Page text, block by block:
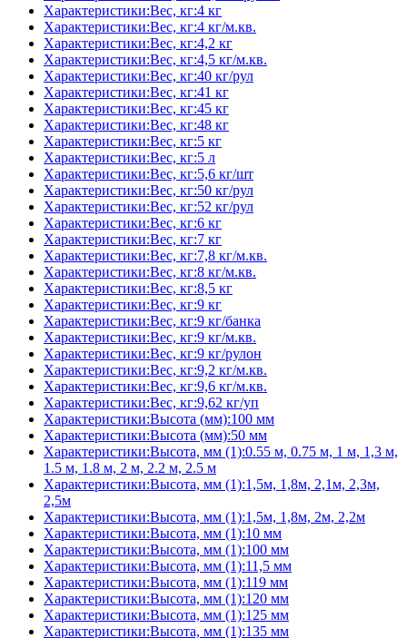
Характеристики:Вес, кг:4 кг
Характеристики:Вес, кг:4 кг/м.кв.
Характеристики:Вес, кг:4,2 кг
Характеристики:Вес, кг:4,5 кг/м.кв.
Характеристики:Вес, кг:40 кг/рул
Характеристики:Вес, кг:41 кг
Характеристики:Вес, кг:45 кг
Характеристики:Вес, кг:48 кг
Характеристики:Вес, кг:5 кг
Характеристики:Вес, кг:5 л
Характеристики:Вес, кг:5,6 кг/шт
Характеристики:Вес, кг:50 кг/рул
Характеристики:Вес, кг:52 кг/рул
Характеристики:Вес, кг:6 кг
Характеристики:Вес, кг:7 кг
Характеристики:Вес, кг:7,8 кг/м.кв.
Характеристики:Вес, кг:8 кг/м.кв.
Характеристики:Вес, кг:8,5 кг
Характеристики:Вес, кг:9 кг
Характеристики:Вес, кг:9 кг/банка
Характеристики:Вес, кг:9 кг/м.кв.
Характеристики:Вес, кг:9 кг/рулон
Характеристики:Вес, кг:9,2 кг/м.кв.
Характеристики:Вес, кг:9,6 кг/м.кв.
Характеристики:Вес, кг:9,62 кг/уп
Характеристики:Высота (мм):100 мм
Характеристики:Высота (мм):50 мм
Характеристики:Высота, мм (1):0.55 м, 0.75 м, 1 м, 1,3 м,
1.5 м, 1.8 м, 2 м, 2.2 м, 2.5 м
Характеристики:Высота, мм (1):1,5м, 1,8м, 2,1м, 2,3м,
2,5м
Характеристики:Высота, мм (1):1,5м, 1,8м, 2м, 2,2м
Характеристики:Высота, мм (1):10 мм
Характеристики:Высота, мм (1):100 мм
Характеристики:Высота, мм (1):11,5 мм
Характеристики:Высота, мм (1):119 мм
Характеристики:Высота, мм (1):120 мм
Характеристики:Высота, мм (1):125 мм
Характеристики:Высота, мм (1):135 мм